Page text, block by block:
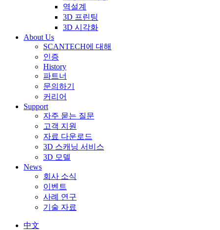
역설계
3D 프린팅
3D 시각화
About Us
SCANTECH에 대해
인증
History
파트너
문의하기
커리어
Support
자주 묻는 질문
고객 지원
자료 다운로드
3D 스캐닝 서비스
3D 모델
News
회사 소식
이벤트
사례 연구
기술 자료
中文